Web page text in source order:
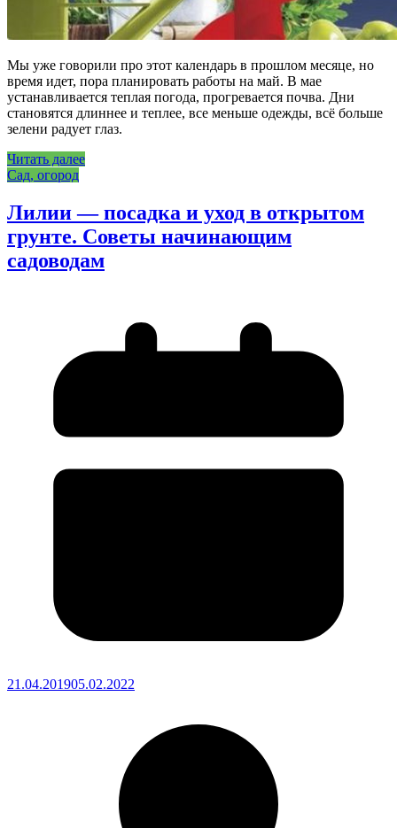
Мы уже говорили про этот календарь в прошлом месяце, но
время идет, пора планировать работы на май. В мае
устанавливается теплая погода, прогревается почва. Дни
становятся длиннее и теплее, все меньше одежды, всё больше
зелени радует глаз.
Читать далее
Сад, огород
Лилии — посадка и уход в открытом
грунте. Советы начинающим
садоводам
21.04.201905.02.2022